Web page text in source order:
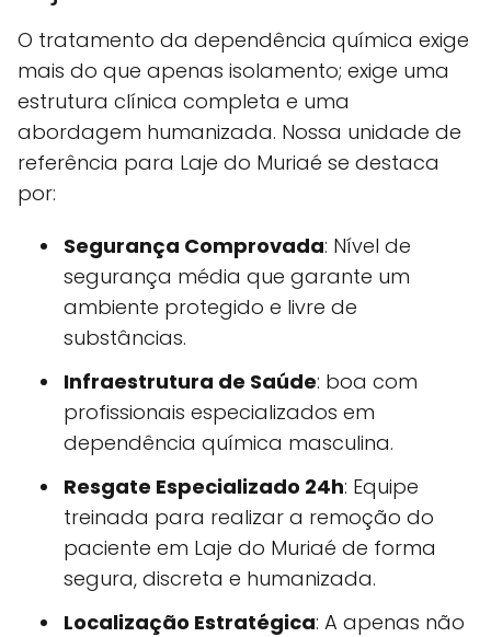
O tratamento da dependência química exige
mais do que apenas isolamento; exige uma
estrutura clínica completa e uma
abordagem humanizada. Nossa unidade de
referência para Laje do Muriaé se destaca
por:
Segurança Comprovada: Nível de
segurança média que garante um
ambiente protegido e livre de
substâncias.
Infraestrutura de Saúde: boa com
profissionais especializados em
dependência química masculina.
Resgate Especializado 24h: Equipe
treinada para realizar a remoção do
paciente em Laje do Muriaé de forma
segura, discreta e humanizada.
Localização Estratégica: A apenas não